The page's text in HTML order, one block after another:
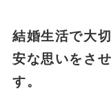
結婚生活で大
安な思いをさ
す。